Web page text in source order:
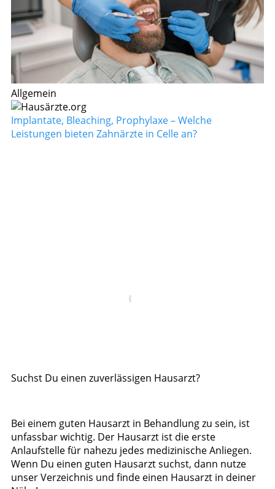
Allgemein
Implantate, Bleaching, Prophylaxe – Welche
Leistungen bieten Zahnärzte in Celle an?
Suchst Du einen zuverlässigen Hausarzt?
Bei einem guten Hausarzt in Behandlung zu sein, ist
unfassbar wichtig. Der Hausarzt ist die erste
Anlaufstelle für nahezu jedes medizinische Anliegen.
Wenn Du einen guten Hausarzt suchst, dann nutze
unser Verzeichnis und finde einen Hausarzt in deiner